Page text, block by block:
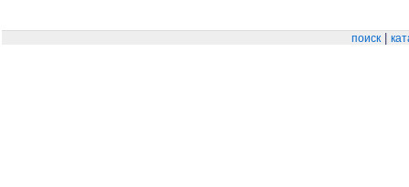
поиск